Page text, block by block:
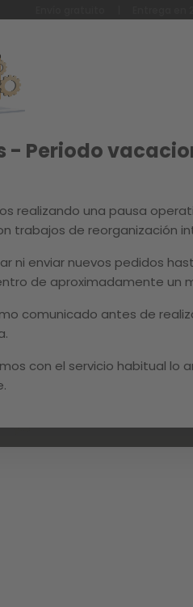
- Periodo
realizando una pausa
trabajos de reorganización
ni enviar nuevos pedidos
de aproximadamente un
comunicado antes de
con el servicio habitual lo